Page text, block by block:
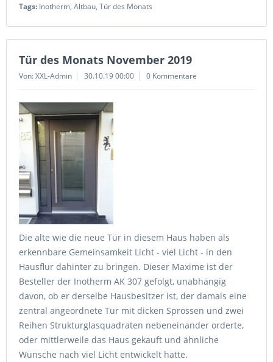
Tags: Inotherm, Altbau, Tür des Monats
Tür des Monats November 2019
Von: XXL-Admin 30.10.19 00:00 0 Kommentare
Die alte wie die neue Tür in diesem Haus haben als
erkennbare Gemeinsamkeit Licht - viel Licht - in den
Hausflur dahinter zu bringen. Dieser Maxime ist der
Besteller der Inotherm AK 307 gefolgt, unabhängig
davon, ob er derselbe Hausbesitzer ist, der damals eine
zentral angeordnete Tür mit dicken Sprossen und zwei
Reihen Strukturglasquadraten nebeneinander orderte,
oder mittlerweile das Haus gekauft und ähnliche
Wünsche nach viel Licht entwickelt hatte.